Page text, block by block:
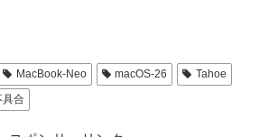
MacBook-Neo macOS-26
Tahoe
具合